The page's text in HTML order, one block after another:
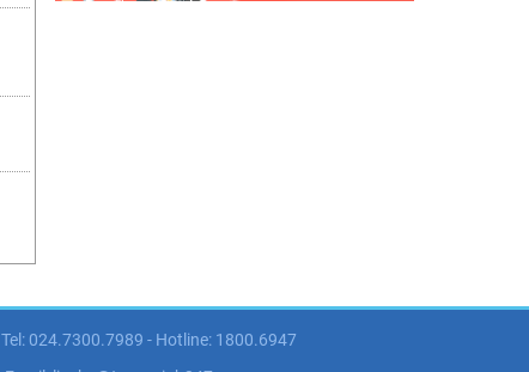
Tel: 024.7300.7989 - Hotline: 1800.6947